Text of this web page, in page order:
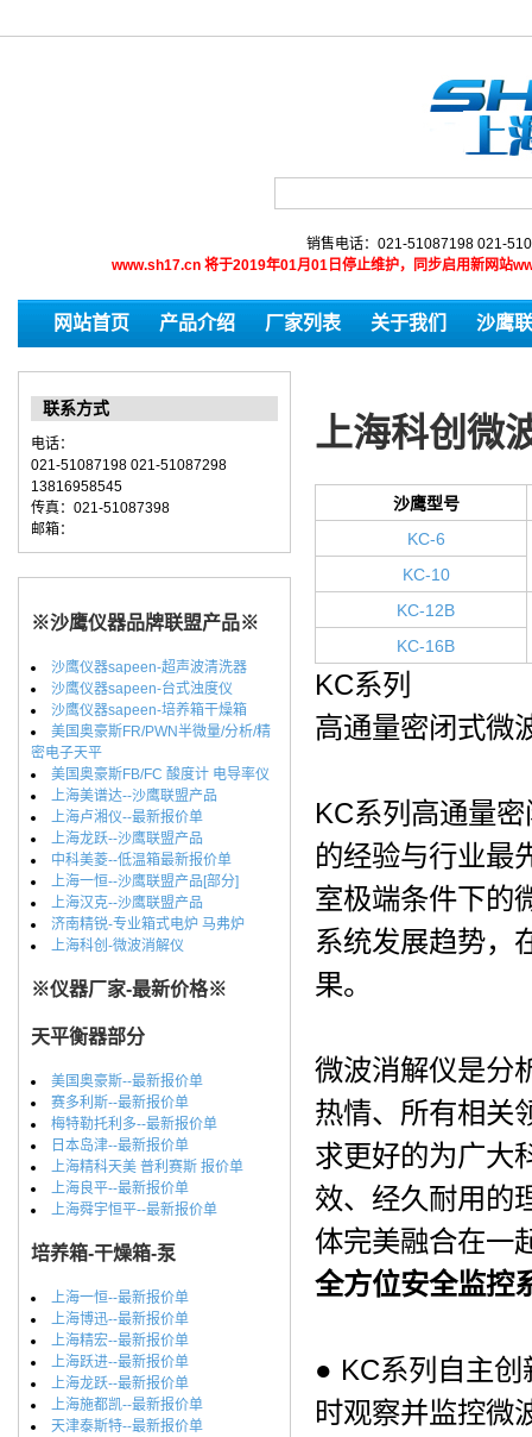
销售电话：021-51087198 021-
www.sh17.cn 将于2019年01月01日停止维护，同步启用新网站
网站首页 产品介绍 厂家列表 关于我们 沙鹰
联系方式
电话：
021-51087198 021-51087298
13816958545
传真：021-51087398
邮箱：
※沙鹰仪器品牌联盟产品※
沙鹰仪器sapeen-超声波清洗器
沙鹰仪器sapeen-台式浊度仪
沙鹰仪器sapeen-培养箱干燥箱
美国奥豪斯FR/PWN半微量/分析/精
密电子天平
美国奥豪斯FB/FC 酸度计 电导率仪
上海美谱达--沙鹰联盟产品
上海卢湘仪--最新报价单
上海龙跃--沙鹰联盟产品
中科美菱--低温箱最新报价单
上海一恒--沙鹰联盟产品[部分]
上海汉克--沙鹰联盟产品
济南精锐-专业箱式电炉 马弗炉
上海科创-微波消解仪
※仪器厂家-最新价格※
天平衡器部分
美国奥豪斯--最新报价单
赛多利斯--最新报价单
梅特勒托利多--最新报价单
日本岛津--最新报价单
上海精科天美 普利赛斯 报价单
上海良平--最新报价单
上海舜宇恒平--最新报价单
培养箱-干燥箱-泵
上海一恒--最新报价单
上海博迅--最新报价单
上海精宏--最新报价单
上海跃进--最新报价单
上海龙跃--最新报价单
上海施都凯--最新报价单
天津泰斯特--最新报价单
上海科创微
沙鹰型号
KC-6
KC-10
KC-12B
KC-16B
KC系列
高通量密闭式微
KC系列高通量
的经验与行业最
室极端条件下的
系统发展趋势，
果。
微波消解仪是分
热情、所有相关
求更好的为广大
效、经久耐用的
体完美融合在一
全方位安全监控
● KC系列自主
时观察并监控微